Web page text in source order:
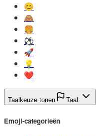
😊️
🙈️
🍔️
⚽️
🚀️
💡️
❤️
Taalkeuze tonen Taal:
Emoji-categorieën